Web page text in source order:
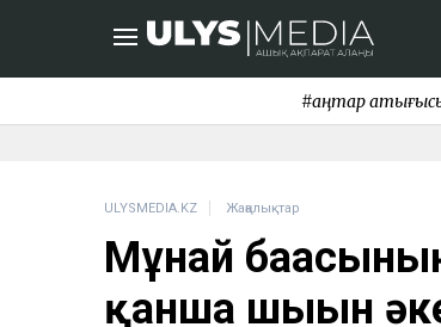
#қаңтар
ULYSMEDIA.KZ Жаңалықтар
Мұнай
қанша шығын